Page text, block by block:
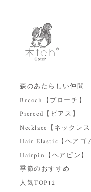
森のあたらしい仲間
Brooch【ブローチ】
Pierced【ピアス】
Necklace【ネックレス
Hair Elastic【ヘアゴ
Hairpin【ヘアピン】
季節のおすすめ
人気TOP12